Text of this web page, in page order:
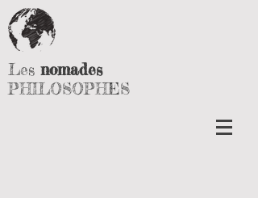
Les nomades
PHILOSOPHES